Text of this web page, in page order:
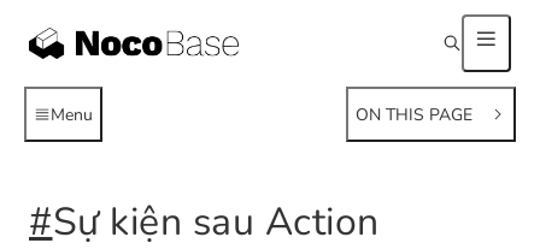
Menu ON THIS PAGE
#Sự kiện sau Action